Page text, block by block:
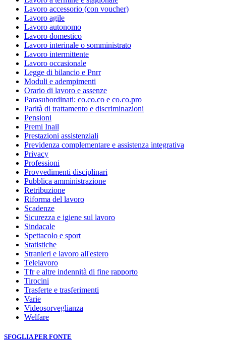
Lavoro accessorio (con voucher)
Lavoro agile
Lavoro autonomo
Lavoro domestico
Lavoro interinale o somministrato
Lavoro intermittente
Lavoro occasionale
Legge di bilancio e Pnrr
Moduli e adempimenti
Orario di lavoro e assenze
Parasubordinati: co.co.co e co.co.pro
Parità di trattamento e discriminazioni
Pensioni
Premi Inail
Prestazioni assistenziali
Previdenza complementare e assistenza integrativa
Privacy
Professioni
Provvedimenti disciplinari
Pubblica amministrazione
Retribuzione
Riforma del lavoro
Scadenze
Sicurezza e igiene sul lavoro
Sindacale
Spettacolo e sport
Statistiche
Stranieri e lavoro all'estero
Telelavoro
Tfr e altre indennità di fine rapporto
Tirocini
Trasferte e trasferimenti
Varie
Videosorveglianza
Welfare
SFOGLIA PER FONTE